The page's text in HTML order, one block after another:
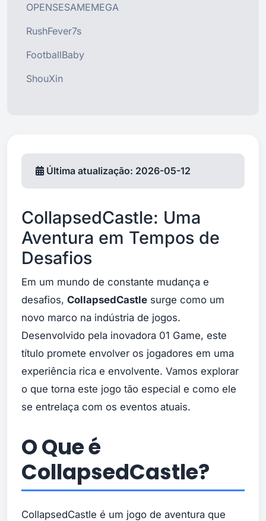
OPENSESAMEMEGA
RushFever7s
FootballBaby
ShouXin
Última atualização: 2026-05-12
CollapsedCastle: Uma
Aventura em Tempos de
Desafios
Em um mundo de constante mudança e
desafios, CollapsedCastle surge como um
novo marco na indústria de jogos.
Desenvolvido pela inovadora 01 Game, este
título promete envolver os jogadores em uma
experiência rica e envolvente. Vamos explorar
o que torna este jogo tão especial e como ele
se entrelaça com os eventos atuais.
O Que é
CollapsedCastle?
CollapsedCastle é um jogo de aventura que